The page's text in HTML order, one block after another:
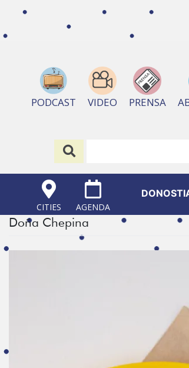
PODCAST VIDEO PRENSA
CITIES AGENDA
Doña Chepina